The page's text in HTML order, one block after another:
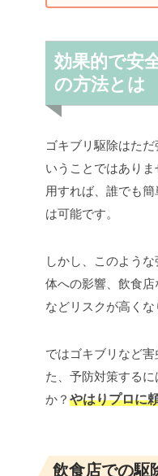
効果的で安
の方法とは
ゴキブリ駆除はた
いうことではあり
用すれば、誰でも
は可能です。
しかし、このよう
体への影響、飲食
などリスクが高くな
ではゴキブリなど
た、予防対策する
か？ やはりプロに
飲食店での駆